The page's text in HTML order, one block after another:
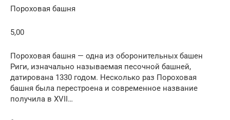
Пороховая башня
5,00
Пороховая башня — одна из оборонительных башен
Риги, изначально называемая песочной башней,
датирована 1330 годом. Несколько раз Пороховая
башня была перестроена и современное название
получила в XVII…